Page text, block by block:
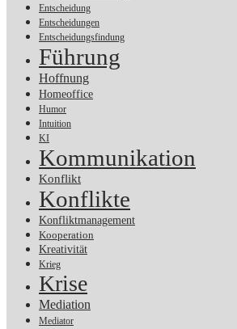
Entscheidung
Entscheidungen
Entscheidungsfindung
Führung
Hoffnung
Homeoffice
Humor
Intuition
KI
Kommunikation
Konflikt
Konflikte
Konfliktmanagement
Kooperation
Kreativität
Krieg
Krise
Mediation
Mediator